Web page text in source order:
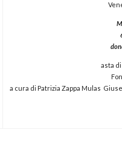
asta
a cura di Patrizia Zappa Mulas